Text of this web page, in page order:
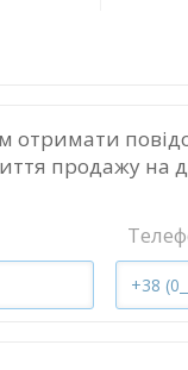
продажу на